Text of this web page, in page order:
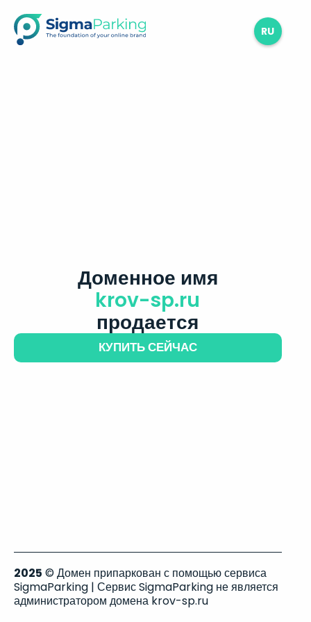
RU
Доменное имя
krov-sp.ru
продается
КУПИТЬ СЕЙЧАС
2025 © Домен припаркован с помощью сервиса
SigmaParking | Сервис SigmaParking не является
администратором домена krov-sp.ru